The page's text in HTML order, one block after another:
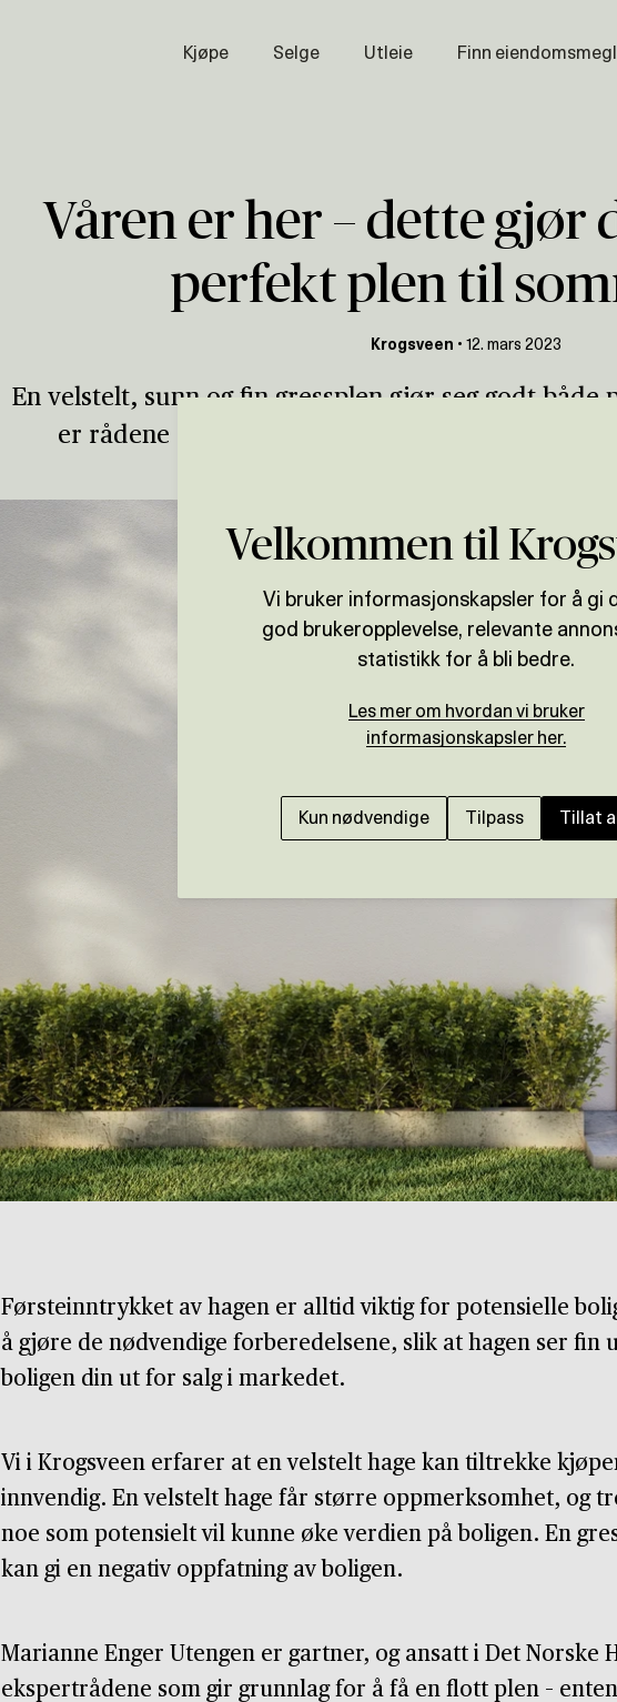
Kjøpe Selge Utleie Finn
Våren er her – dette gjør
perfekt plen til
Krogsveen • 12. mars 2023
En velstelt, sunn og fin gressplen gjør seg godt både
er rådene som kan tiltrekke seg flere
Førsteinntrykket av hagen er alltid viktig for potensielle
å gjøre de nødvendige forberedelsene, slik at hagen ser fin
boligen din ut for salg i markedet.
Vi i Krogsveen erfarer at en velstelt hage kan tiltrekke
innvendig. En velstelt hage får større oppmerksomhet, og
noe som potensielt vil kunne øke verdien på boligen. En
kan gi en negativ oppfatning av boligen.
Marianne Enger Utengen er gartner, og ansatt i Det Norske
ekspertrådene som gir grunnlag for å få en flott plen –
Velkommen til
Vi bruker informasjonskapsler for å gi
god brukeropplevelse, relevante
statistikk for å bli bedre.
Les mer om hvordan vi bruker
informasjonskapsler her.
Kun nødvendige Tilpass Tillat